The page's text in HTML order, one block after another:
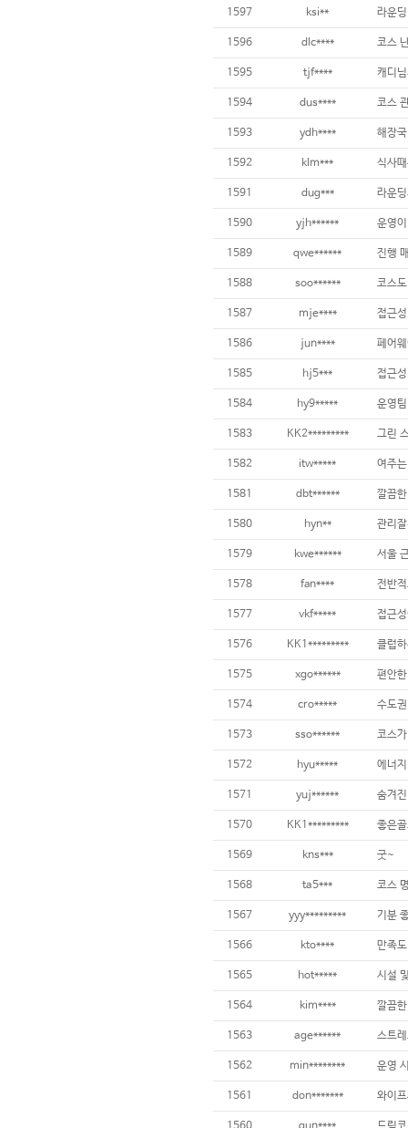
1597 ksi**
1596 dlc****
1595 tjf**** 캐디
1594 dus**** 코스
1593 ydh**** 해장
1592 klm***
1591 dug***
1590 yjh******
1589 qwe******
1588 soo******
1587 mje**** 접근
1586 jun****
1585 hj5***
1584 hy9***** 운영
1583 KK2*********
1582 itw*****
1581 dbt****** 깔끔
1580 hyn** 관리
1579 kwe****** 서울
1578 fan****
1577 vkf*****
1576 KK1*********
1575 xgo****** 편안
1574 cro*****
1573 sso****** 코스
1572 hyu***** 에너
1571 yuj****** 숨겨
1570 KK1*********
1569 kns*** 굿~
1568 ta5***
1567 yyy********* 기분
1566 kto**** 만족
1565 hot*****
1564 kim****
1563 age****** 스트
1562 min********
1561 don*******